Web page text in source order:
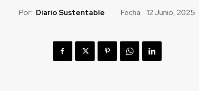
Por: Diario Sustentable Fecha: 12 Junio, 2025